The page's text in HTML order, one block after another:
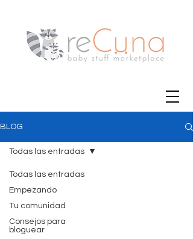
BLOG
Todas las entradas
Empezando
Tu comunidad
Consejos para
bloguear
Todas las entradas